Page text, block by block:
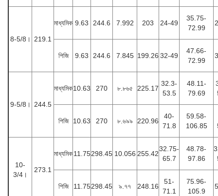
8-5/8। 219.1
মাধ্যমিক 9.63 244.6 7.992 203 24-49
35.75-
72.99
পিজি 9.63 244.6 7.845 199.26 32-49
47.66-
72.99
9-5/8। 244.5
মাধ্যমিক10.63 270 ৮.৮৬৫ 225.17
32.3-
53.5
48.11-
79.69
পিজি 10.63 270 ৮.৬৯৯ 220.96
40-
71.8
59.58-
106.85
10-
3/4।
273.1
মাধ্যমিক11.75298.45 10.056 255.42
32.75-
65.7
48.78-
97.86
পিজি 11.75298.45 ৯.৭৭ 248.16
51-
71.1
75.96-
105.9